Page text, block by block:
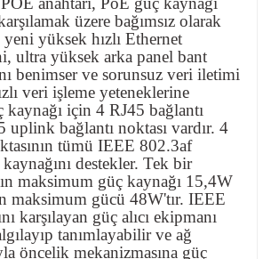
üzere bağımsız olarak
yeni yüksek hızlı Ethernet
ultra yüksek arka panel bant
benimser ve sorunsuz veri iletimi
veri işleme yeteneklerine
için 4 RJ45 bağlantı
uplink bağlantı noktası vardır. 4
tümü IEEE 802.3af
destekler. Tek bir
maksimum güç kaynağı 15,4W
maksimum gücü 48W'tır. IEEE
karşılayan güç alıcı ekipmanı
tanımlayabilir ve ağ
öncelik mekanizmasına güç